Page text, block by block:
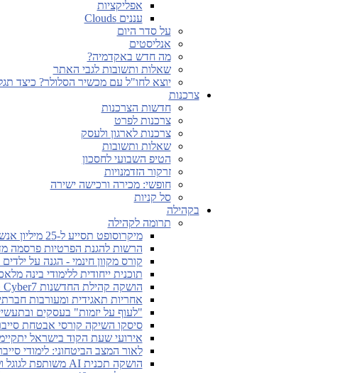
אפליקציות
עננים Clouds
על סדר היום
אנליסטים
מה חדש באקדמיה?
שאלות ותשובות לגבי האתר
יוצא לחו"ל עם מכשיר הסלולר? כיצד
צרכנות
חדשות הצרכנות
צרכנות לפרט
צרכנות לארגון ולעסק
שאלות ותשובות
הטיפ השבועי לחסכון
זרקור הזדמנויות
חופשי: מכירה ורכישה ישירה
סל קניות
בקהילה
תרומה לקהילה
מיקרוסופט תסייע ל-25 מיליון אנשים ברכישת מיומנויות דיגיטליות
הרשות להגנת הפרטיות פרסמה
קורס מקוון חינמי - הגנה על
תוכנית ייחודית ללימודי בינה
הושקה קהילת החדשנות Cyber7 בתחום הסייבר
אחריות תאגידית ומעורבות
"לעוף על יזמות" בעסקים
סיסקו השיקה קורסי אבטחת
אירועי שעת הקוד בישראל יתקיימו
לאור המצב הביטחוני: לימודי
הושקה תכנית AI משותפת לגוגל ולאוניברסיטת תל אביב